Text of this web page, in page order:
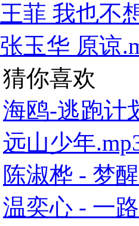
王菲 我也不
张玉华 原谅
猜你喜欢
海鸥-逃跑计
远山少年
陈淑桦 - 梦
温奕心 - 一